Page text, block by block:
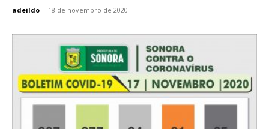
adeildo - 18 de novembro de 2020